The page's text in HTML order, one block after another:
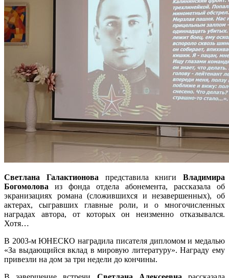
Светлана Галактионова представила книги Владимира
Богомолова из фонда отдела абонемента, рассказала об
экранизациях романа (сложившихся и незавершенных), об
актерах, сыгравших главные роли, и о многочисленных
наградах автора, от которых он неизменно отказывался.
Хотя…
В 2003-м ЮНЕСКО наградила писателя дипломом и медалью
«За выдающийся вклад в мировую литературу». Награду ему
привезли на дом за три недели до кончины.